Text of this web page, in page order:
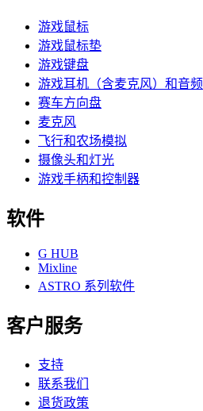
游戏鼠标
游戏鼠标垫
游戏键盘
游戏耳机（含麦克风）和音频
赛车方向盘
麦克风
飞行和农场模拟
摄像头和灯光
游戏手柄和控制器
软件
G HUB
Mixline
ASTRO 系列软件
客户服务
支持
联系我们
退货政策